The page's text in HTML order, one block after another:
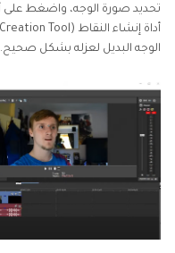
الوجه البديل لعزله بشكل صحيح.